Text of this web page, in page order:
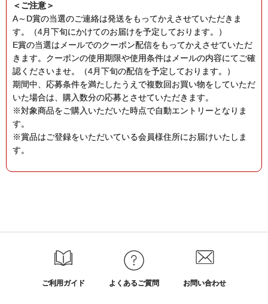
＜ご注意＞
A～D賞の当選のご連絡は発送をもってかえさせていただきま
す。（4月下旬にかけてのお届けを予定しております。）
E賞の当選はメールでのクーポン配信をもってかえさせていただ
きます。クーポンの使用期限や使用条件はメールの内容にてご確
認くださいませ。（4月下旬の配信を予定しております。）
期間中、応募条件を満たしたうえで複数回お買い物をしていただ
いた場合は、購入数分の応募とさせていただきます。
※対象商品をご購入いただいた時点で自動エントリーとなりま
す。
※賞品はご登録をいただいている会員様住所にお届けいたしま
す。
ご利用ガイド よくあるご質問 お問い合わせ